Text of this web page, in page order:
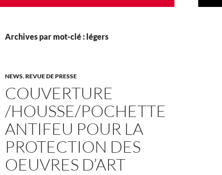
Archives par mot-clé : légers
NEWS,REVUE DE PRESSE
COUVERTURE
/HOUSSE/POCHETTE
ANTIFEU POUR LA
PROTECTION DES
OEUVRES D’ART